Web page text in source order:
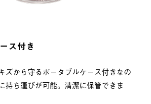
ス付き
ズから守るポータブルケース付きなの
持ち運びが可能。清潔に保管できま